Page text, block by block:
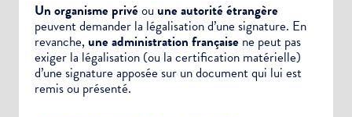
Un organisme privéou une autorité étrangère
peuvent demander la légalisation d’une signature. En
revanche, une administration française ne peut pas
exiger la légalisation (ou la certification matérielle)
d’une signature apposée sur un document qui lui est
remis ou présenté.